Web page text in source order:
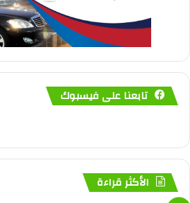
تابعنا على فيسبوك
الأكثر قراءة